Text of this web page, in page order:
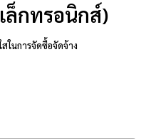
ล็กทรอนิกส์)
สในการจัดซื้อจัดจ้าง